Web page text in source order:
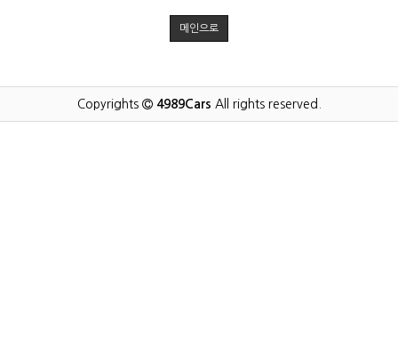
메인으로
Copyrights 4989Cars All rights reserved.